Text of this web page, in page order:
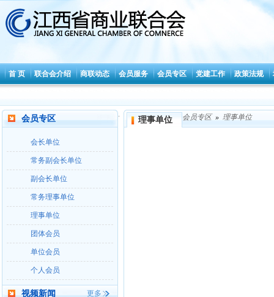
首 页 联合会介绍 商联动态 会员服务 会员专区 党建工作 政策法规
会员专区
会长单位
常务副会长单位
副会长单位
常务理事单位
理事单位
团体会员
单位会员
个人会员
更多
视频新闻
. 会员专区» 理事单位
理事单位